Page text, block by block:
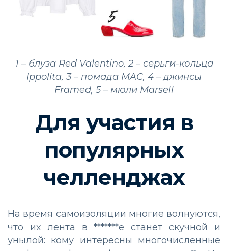
1 – блуза Red Valentino, 2 – серьги-кольца
Ippolita, 3 – помада MAC, 4 – джинсы
Framed, 5 – мюли Marsell
Для участия в
популярных
челленджах
На время самоизоляции многие волнуются,
что их лента в *******е станет скучной и
унылой: кому интересны многочисленные